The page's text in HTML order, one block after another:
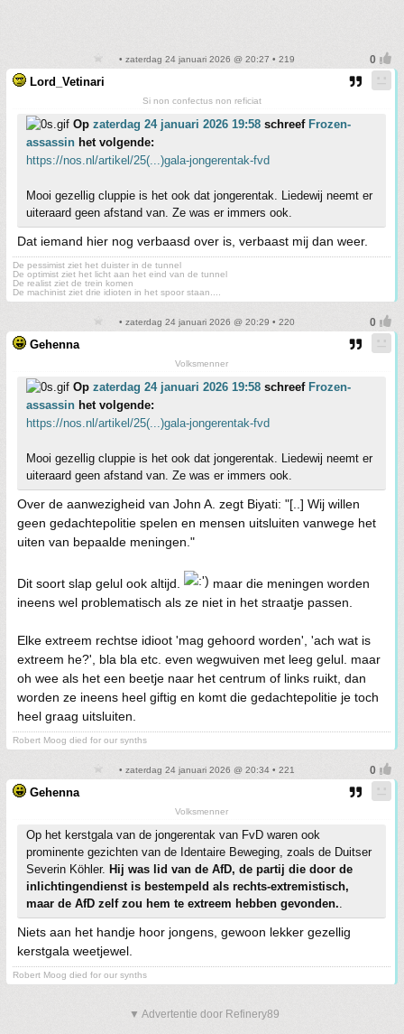
• zaterdag 24 januari 2026 @ 20:27 • 219
Lord_Vetinari
Si non confectus non reficiat
Op zaterdag 24 januari 2026 19:58 schreef Frozen-
assassin het volgende:
https://nos.nl/artikel/25(...)gala-jongerentak-fvd
Mooi gezellig cluppie is het ook dat jongerentak. Liedewij neemt er
uiteraard geen afstand van. Ze was er immers ook.
Dat iemand hier nog verbaasd over is, verbaast mij dan weer.
De pessimist ziet het duister in de tunnel
De optimist ziet het licht aan het eind van de tunnel
De realist ziet de trein komen
De machinist ziet drie idioten in het spoor staan....
• zaterdag 24 januari 2026 @ 20:29 • 220
Gehenna
Volksmenner
Op zaterdag 24 januari 2026 19:58 schreef Frozen-
assassin het volgende:
https://nos.nl/artikel/25(...)gala-jongerentak-fvd
Mooi gezellig cluppie is het ook dat jongerentak. Liedewij neemt er
uiteraard geen afstand van. Ze was er immers ook.
Over de aanwezigheid van John A. zegt Biyati: "[..] Wij willen
geen gedachtepolitie spelen en mensen uitsluiten vanwege het
uiten van bepaalde meningen."
Dit soort slap gelul ook altijd.
maar die meningen worden
ineens wel problematisch als ze niet in het straatje passen.
Elke extreem rechtse idioot 'mag gehoord worden', 'ach wat is
extreem he?', bla bla etc. even wegwuiven met leeg gelul. maar
oh wee als het een beetje naar het centrum of links ruikt, dan
worden ze ineens heel giftig en komt die gedachtepolitie je toch
heel graag uitsluiten.
Robert Moog died for our synths
• zaterdag 24 januari 2026 @ 20:34 • 221
Gehenna
Volksmenner
Op het kerstgala van de jongerentak van FvD waren ook
prominente gezichten van de Identaire Beweging, zoals de Duitser
Severin Köhler. Hij was lid van de AfD, de partij die door de
inlichtingendienst is bestempeld als rechts-extremistisch,
maar de AfD zelf zou hem te extreem hebben gevonden..
Niets aan het handje hoor jongens, gewoon lekker gezellig
kerstgala weetjewel.
Robert Moog died for our synths
▼ Advertentie door Refinery89